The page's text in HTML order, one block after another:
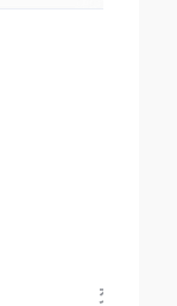
交易产品